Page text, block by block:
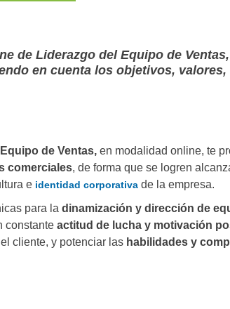
de Liderazgo del Equipo de
en cuenta los objetivos,
de Ventas, en modalidad online, te
comerciales, de forma que se logren
e identidad corporativa de la empresa.
para la dinamización y dirección de
constante actitud de lucha y motivación
cliente, y potenciar las habilidades y